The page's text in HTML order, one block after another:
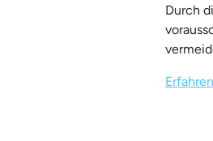
Durch